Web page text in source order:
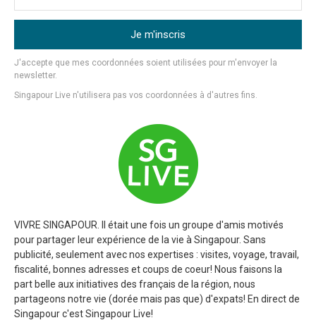
Je m'inscris
J'accepte que mes coordonnées soient utilisées pour m'envoyer la
newsletter.
Singapour Live n'utilisera pas vos coordonnées à d'autres fins.
VIVRE SINGAPOUR. Il était une fois un groupe d'amis motivés
pour partager leur expérience de la vie à Singapour. Sans
publicité, seulement avec nos expertises : visites, voyage, travail,
fiscalité, bonnes adresses et coups de coeur! Nous faisons la
part belle aux initiatives des français de la région, nous
partageons notre vie (dorée mais pas que) d'expats! En direct de
Singapour c'est Singapour Live!